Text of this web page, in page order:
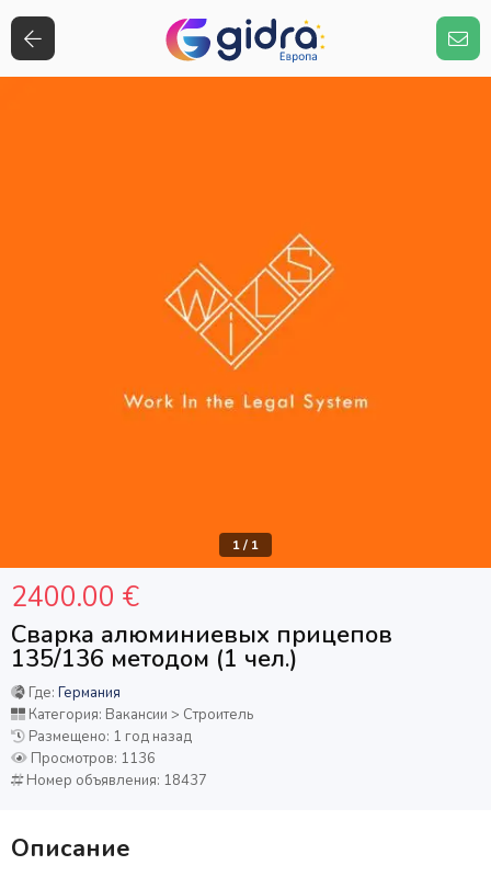
1/ 1
Сварка алюминиевых прицепов
135/136 методом (1 чел.)
2400.00 €
Где: Германия
Категория: Вакансии > Строитель
Размещено: 1 год назад
Просмотров: 1136
Номер объявления: 18437
Описание